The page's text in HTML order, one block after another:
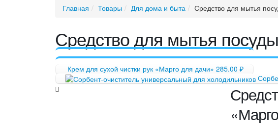
Главная Товары Для дома и быта Средство для мытья
Средство для мытья
Крем для сухой чистки рук «Марго для дачи» 285.00 ₽